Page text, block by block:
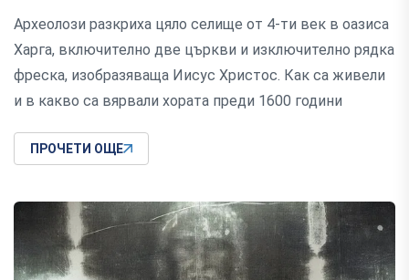
Археолози разкриха цяло селище от 4-ти век в оазиса
Харга, включително две църкви и изключително рядка
фреска, изобразяваща Иисус Христос. Как са живели
и в какво са вярвали хората преди 1600 години
ПРОЧЕТИ ОЩЕ